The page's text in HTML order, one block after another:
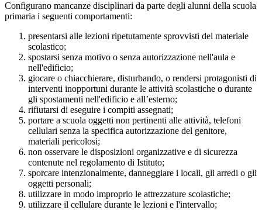
Configurano mancanze disciplinari da parte degli alunni della scuola
primaria i seguenti comportamenti:
presentarsi alle lezioni ripetutamente sprovvisti del materiale
scolastico;
spostarsi senza motivo o senza autorizzazione nell'aula e
nell'edificio;
giocare o chiacchierare, disturbando, o rendersi protagonisti di
interventi inopportuni durante le attività scolastiche o durante
gli spostamenti nell'edificio e all’esterno;
rifiutarsi di eseguire i compiti assegnati;
portare a scuola oggetti non pertinenti alle attività, telefoni
cellulari senza la specifica autorizzazione del genitore,
materiali pericolosi;
non osservare le disposizioni organizzative e di sicurezza
contenute nel regolamento di Istituto;
sporcare intenzionalmente, danneggiare i locali, gli arredi o gli
oggetti personali;
utilizzare in modo improprio le attrezzature scolastiche;
utilizzare il cellulare durante le lezioni e l'intervallo;